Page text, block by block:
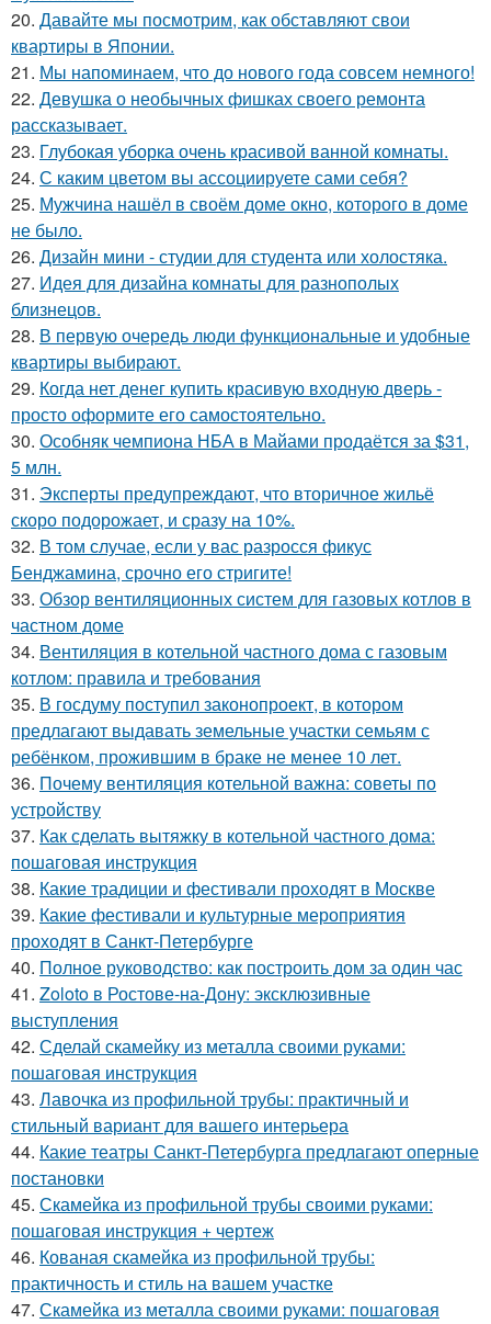
20. Давайте мы посмотрим, как обставляют свои
квартиры в Японии.
21. Мы напоминаем, что до нового года совсем немного!
22. Девушка о необычных фишках своего ремонта
рассказывает.
23. Глубокая уборка очень красивой ванной комнаты.
24. С каким цветом вы ассоциируете сами себя?
25. Мужчина нашёл в своём доме окно, которого в доме
не было.
26. Дизайн мини - студии для студента или холостяка.
27. Идея для дизайна комнаты для разнополых
близнецов.
28. В первую очередь люди функциональные и удобные
квартиры выбирают.
29. Когда нет денег купить красивую входную дверь -
просто оформите его самостоятельно.
30. Особняк чемпиона НБА в Майами продаётся за $31,
5 млн.
31. Эксперты предупреждают, что вторичное жильё
скоро подорожает, и сразу на 10%.
32. В том случае, если у вас разросся фикус
Бенджамина, срочно его стригите!
33. Обзор вентиляционных систем для газовых котлов в
частном доме
34. Вентиляция в котельной частного дома с газовым
котлом: правила и требования
35. В госдуму поступил законопроект, в котором
предлагают выдавать земельные участки семьям с
ребёнком, прожившим в браке не менее 10 лет.
36. Почему вентиляция котельной важна: советы по
устройству
37. Как сделать вытяжку в котельной частного дома:
пошаговая инструкция
38. Какие традиции и фестивали проходят в Москве
39. Какие фестивали и культурные мероприятия
проходят в Санкт-Петербурге
40. Полное руководство: как построить дом за один час
41. Zoloto в Ростове-на-Дону: эксклюзивные
выступления
42. Сделай скамейку из металла своими руками:
пошаговая инструкция
43. Лавочка из профильной трубы: практичный и
стильный вариант для вашего интерьера
44. Какие театры Санкт-Петербурга предлагают оперные
постановки
45. Скамейка из профильной трубы своими руками:
пошаговая инструкция + чертеж
46. Кованая скамейка из профильной трубы:
практичность и стиль на вашем участке
47. Скамейка из металла своими руками: пошаговая